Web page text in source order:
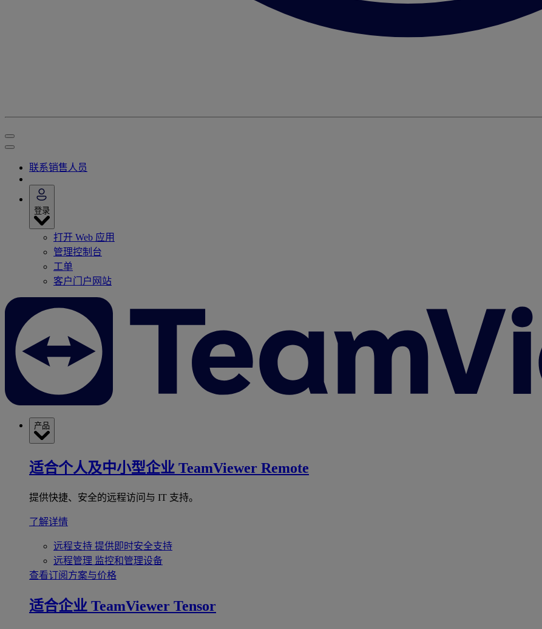
联系销售人员
登录
打开 Web 应用
管理控制台
工单
客户门户网站
产品
适合个人及中小型企业 TeamViewer Remote
提供快捷、安全的远程访问与 IT 支持。
了解详情
远程支持 提供即时安全支持
远程管理 监控和管理设备
查看订阅方案与价格
适合企业 TeamViewer Tensor